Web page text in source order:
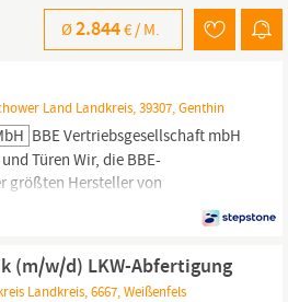
Ø2.844€ / M.
Land Landkreis, 39307, Genthin
BBE Vertriebsgesellschaft mbH
Türen Wir, die BBE-
größten Hersteller von
Brandenburg und
Sachsen
Stadt Brandenburg ist seit 2010
Unternehmens. Dort fertigen
(m/w/d) LKW-Abfertigung
Landkreis, 6667, Weißenfels